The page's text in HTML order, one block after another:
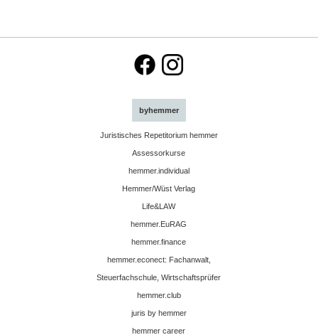
byhemmer
Juristisches Repetitorium hemmer
Assessorkurse
hemmer.individual
Hemmer/Wüst Verlag
Life&LAW
hemmer.EuRAG
hemmer.finance
hemmer.econect: Fachanwalt,
Steuerfachschule, Wirtschaftsprüfer
hemmer.club
juris by hemmer
hemmer career